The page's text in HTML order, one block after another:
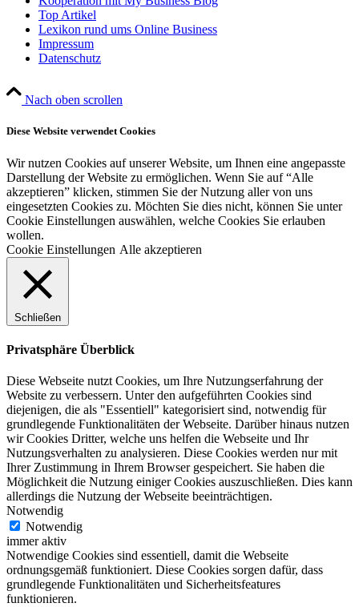
Top Artikel
Lexikon rund ums Online Business
Impressum
Datenschutz
Nach oben scrollen
Diese Website verwendet Cookies
Wir nutzen Cookies auf unserer Website, um Ihnen eine angepasste
Darstellung der Website zu ermöglichen. Wenn Sie auf “Alle
akzeptieren” klicken, stimmen Sie der Nutzung aller von uns
eingesetzten Cookies zu. Möchten Sie dies nicht, können Sie unter
Cookie Einstellungen auswählen, welche Cookies Sie erlauben
wollen.
Cookie Einstellungen Alle akzeptieren
Schließen
Privatsphäre Überblick
Diese Webseite nutzt Cookies, um Ihre Nutzungserfahrung der
Website zu verbessern. Unter den aufgeführten Cookies sind
diejenigen, die als "Essentiell" kategorisiert sind, notwendig für
grundlegende Funktionalitäten der Webseite. Darüber hinaus nutzen
wir Cookies Dritter, welche uns helfen die Webseite und Ihr
Nutzungsverhalten zu analysieren. Diese Cookies werden nur mit
Ihrer Zustimmung in Ihrem Browser gespeichert. Sie haben die
Möglichkeit die Nutzung einiger Cookies auszuschließen. Dies kann
allerdings die Nutzung der Webseite beeinträchtigen.
Notwendig
Notwendig
immer aktiv
Notwendige Cookies sind essentiell, damit die Webseite
ordnungsgemäß funktioniert. Diese Cookies sorgen dafür, dass
grundlegende Funktionalitäten und Sicherheitsfeatures
funktionieren.